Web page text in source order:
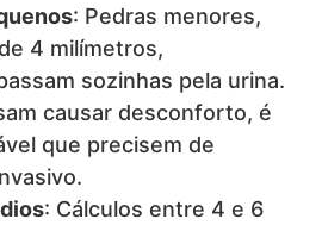
: Pedras menores,
4 milímetros,
sozinhas pela urina.
causar desconforto, é
que precisem de
: Cálculos entre 4 e 6